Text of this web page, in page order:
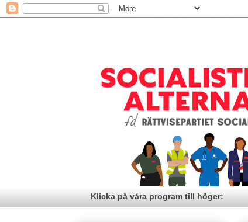
Klicka på våra program till höger: